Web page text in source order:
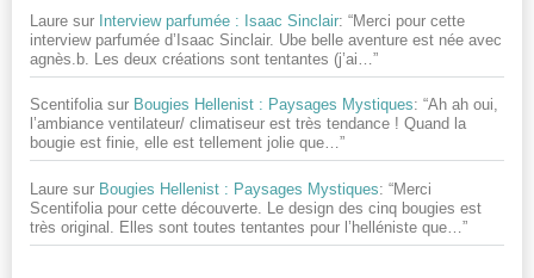
Laure sur Interview parfumée : Isaac Sinclair: “Merci pour cette
interview parfumée d’Isaac Sinclair. Ube belle aventure est née avec
agnès.b. Les deux créations sont tentantes (j’ai…”
Scentifolia sur Bougies Hellenist : Paysages Mystiques: “Ah ah oui,
l’ambiance ventilateur/ climatiseur est très tendance ! Quand la
bougie est finie, elle est tellement jolie que…”
Laure sur Bougies Hellenist : Paysages Mystiques: “Merci
Scentifolia pour cette découverte. Le design des cinq bougies est
très original. Elles sont toutes tentantes pour l’helléniste que… ”